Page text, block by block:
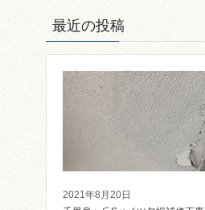
最近の投稿
2021年8月20日